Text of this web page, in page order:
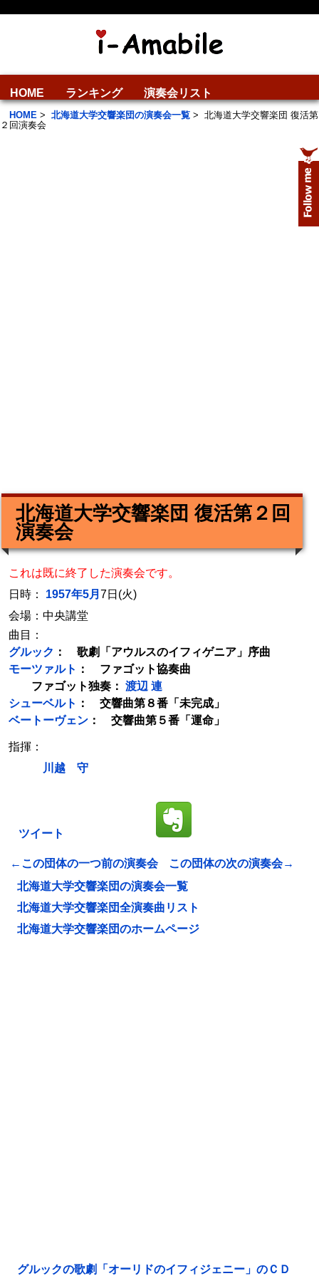
HOME ランキング 演奏会リスト
HOME > 北海道大学交響楽団の演奏会一覧 > 北海道大学交響楽団 復活第
２回演奏会
北海道大学交響楽団 復活第２回
演奏会
これは既に終了した演奏会です。
日時： 1957年5月 7日(火)
会場：中央講堂
曲目：
グルック ： 歌劇「アウルスのイフィゲニア」序曲
モーツァルト ： ファゴット協奏曲
ファゴット独奏： 渡辺 連
シューベルト ： 交響曲第８番「未完成」
ベートーヴェン ： 交響曲第５番「運命」
指揮：
川越 守
ツイート
←この団体の一つ前の演奏会
この団体の次の演奏会→
北海道大学交響楽団の演奏会一覧
北海道大学交響楽団全演奏曲リスト
北海道大学交響楽団のホームページ
グルックの歌劇「オーリドのイフィジェニー」のＣＤ